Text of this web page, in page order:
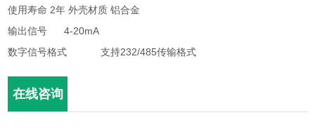
使用寿命 2年 外壳材质 铝合金
输出信号 4-20mA
数字信号格式 支持232/485传输格式
在线咨询